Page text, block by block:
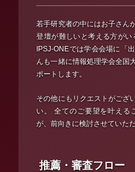
若手研究者の中にはお子さん
登壇が難しいと考える方がい
IPSJ-ONEでは学会会場に「
んも一緒に情報処理学会全国
ポートします。
その他にもリクエストがござ
い。 全てのご要望を叶える
が、前向きに検討させていただ
推薦・審査フロー